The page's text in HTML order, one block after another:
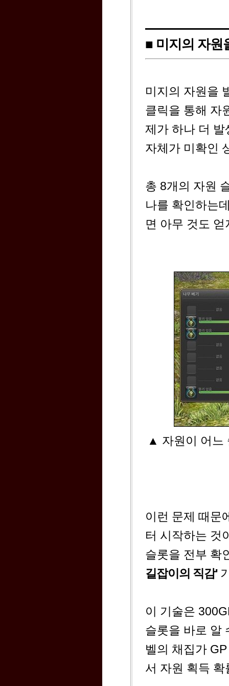
■ 미지의 자원
미지의 자원을
클릭을 통해 자
제가 하나 더
자체가 미확인
총 8개의 자원
나를 확인하는
면 아무 것도
▲ 자원이 어느
이런 문제 때문
터 시작하는 것
슬롯을 전부 확
길잡이의 직감'
이 기술은
슬롯을 바로 알
벨의 채집가
서 자원 획득